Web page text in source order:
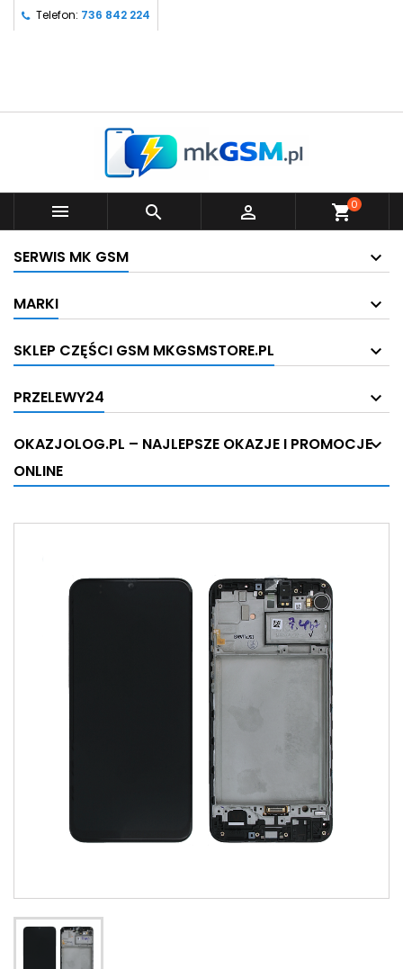
Telefon: 736 842 224
   shopping_cart0
SERWIS MK GSM
MARKI
SKLEP CZĘŚCI GSM MKGSMSTORE.PL
PRZELEWY24
OKAZJOLOG.PL – NAJLEPSZE OKAZJE I PROMOCJE
ONLINE